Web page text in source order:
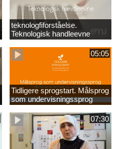
teknologfiforståelse.
Teknologisk handleevne
05:05
Tidligere sprogstart. Målsprog
som undervisningssprog
07:30